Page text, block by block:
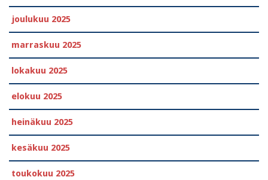
joulukuu 2025
marraskuu 2025
lokakuu 2025
elokuu 2025
heinäkuu 2025
kesäkuu 2025
toukokuu 2025